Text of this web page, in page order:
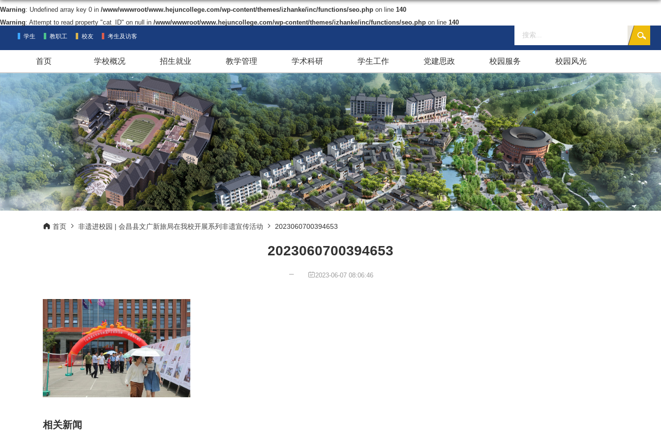
Warning: Undefined array key 0 in /www/wwwroot/www.hejuncollege.com/wp-content/themes/izhanke/inc/functions/seo.php on line 140
Warning: Attempt to read property "cat_ID" on null in /www/wwwroot/www.hejuncollege.com/wp-content/themes/izhanke/inc/functions/seo.php on line 140
学生 教职工 校友 考生及访客
首页 学校概况 招生就业 教学管理 学术科研 学生工作 党建思政 校园服务 校园风光
首页 非遗进校园 | 会昌县文广新旅局在我校开展系列非遗宣传活动 2023060700394653
2023060700394653
2023-06-07 08:06:46
相关新闻